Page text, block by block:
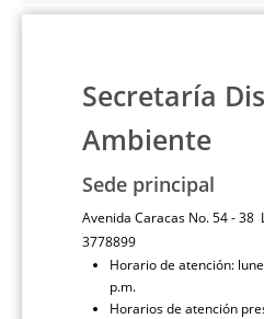
Secretaría
Ambiente
Sede principal
Avenida Caracas No. 54 - 38
3778899
Horario de atención:
p.m.
Horarios de atención